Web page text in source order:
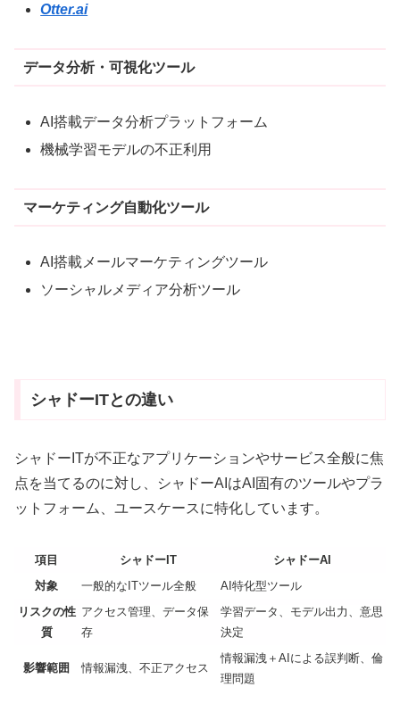
Otter.ai
データ分析・可視化ツール
AI搭載データ分析プラットフォーム
機械学習モデルの不正利用
マーケティング自動化ツール
AI搭載メールマーケティングツール
ソーシャルメディア分析ツール
シャドーITとの違い
シャドーITが不正なアプリケーションやサービス全般に焦
点を当てるのに対し、シャドーAIはAI固有のツールやプラ
ットフォーム、ユースケースに特化しています。
項目 シャドーIT
シャドーAI
対象
一般的なITツール全般
AI特化型ツール
リスクの性
質
アクセス管理、データ保
存
学習データ、モデル出力、意思
決定
影響範囲 情報漏洩、不正アクセス
情報漏洩＋AIによる誤判断、倫
理問題